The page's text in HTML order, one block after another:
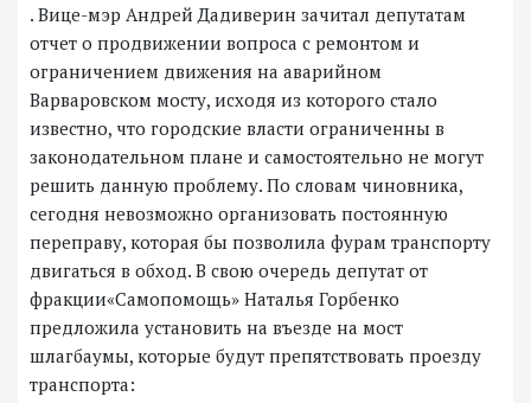
. Вице-мэр Андрей Дадиверин зачитал депутатам
отчет о продвижении вопроса с ремонтом и
ограничением движения на аварийном
Варваровском мосту, исходя из которого стало
известно, что городские власти ограниченны в
законодательном плане и самостоятельно не могут
решить данную проблему. По словам чиновника,
сегодня невозможно организовать постоянную
переправу, которая бы позволила фурам транспорту
двигаться в обход. В свою очередь депутат от
фракции«Самопомощь» Наталья Горбенко
предложила установить на въезде на мост
шлагбаумы, которые будут препятствовать проезду
транспорта: